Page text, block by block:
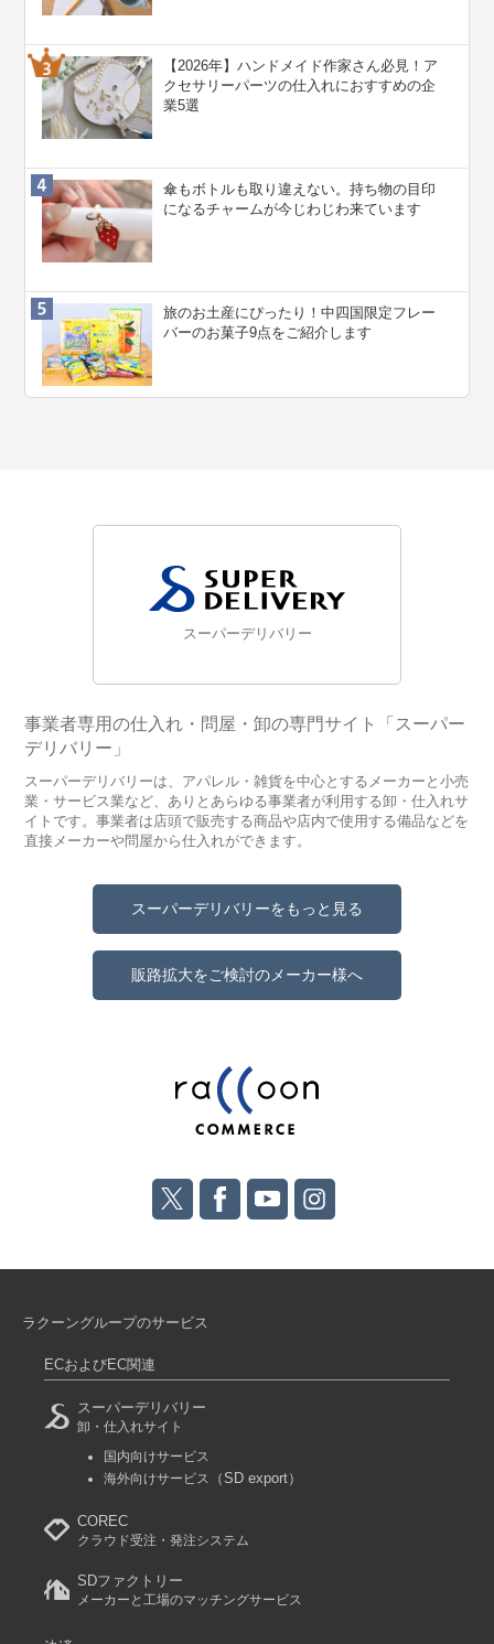
【2026年】ハンドメイド作家さん必見！ア
クセサリーパーツの仕入れにおすすめの企
業5選
傘もボトルも取り違えない。持ち物の目印
になるチャームが今じわじわ来ています
旅のお土産にぴったり！中四国限定フレー
バーのお菓子9点をご紹介します
スーパーデリバリー
事業者専用の仕入れ・問屋・卸の専門サイト「スーパー
デリバリー」
スーパーデリバリーは、アパレル・雑貨を中心とするメーカーと小売
業・サービス業など、ありとあらゆる事業者が利用する卸・仕入れサ
イトです。事業者は店頭で販売する商品や店内で使用する備品などを
直接メーカーや問屋から仕入れができます。
スーパーデリバリーをもっと見る
販路拡大をご検討のメーカー様へ
ラクーングループのサービス
ECおよびEC関連
スーパーデリバリー
卸・仕入れサイト
国内向けサービス
海外向けサービス
（SD export）
COREC
クラウド受注・発注システム
SDファクトリー
メーカーと工場のマッチングサービス